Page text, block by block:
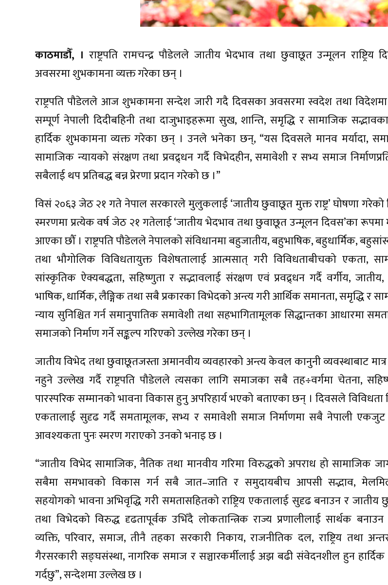
काठमाडौँ, । राष्ट्रपति रामचन्द्र पौडेलले जातीय भेदभाव तथा छुवाछूत उन्मूलन राष्ट्रिय
अवसरमा शुभकामना व्यक्त गरेका छन् ।
राष्ट्रपति पौडेलले आज शुभकामना सन्देश जारी गदै दिवसका अवसरमा स्वदेश तथा
सम्पूर्ण नेपाली दिदीबहिनी तथा दाजुभाइहरूमा सुख, शान्ति, समृद्धि र सामाजिक
हार्दिक शुभकामना व्यक्त गरेका छन् । उनले भनेका छन्, “यस दिवसले मानव मर्यादा,
सामाजिक न्यायको संरक्षण तथा प्रवद्र्धन गर्दै विभेदहीन, समावेशी र सभ्य समाज
सबैलाई थप प्रतिबद्ध बन्न प्रेरणा प्रदान गरेको छ ।”
विसं २०६३ जेठ २१ गते नेपाल सरकारले मुलुकलाई ‘जातीय छुवाछूत मुक्त राष्ट्र’ घोषणा गरेको
स्मरणमा प्रत्येक वर्ष जेठ २१ गतेलाई ‘जातीय भेदभाव तथा छुवाछूत उन्मूलन दिवस’का रूपमा
आएका छौँ । राष्ट्रपति पौडेलले नेपालको संविधानमा बहुजातीय, बहुभाषिक, बहुधार्मिक,
तथा भौगोलिक विविधतायुक्त विशेषतालाई आत्मसात् गरी विविधताबीचको एकता,
सांस्कृतिक ऐक्यबद्धता, सहिष्णुता र सद्भावलाई संरक्षण एवं प्रवद्र्धन गर्दै वर्गीय, जातीय,
भाषिक, धार्मिक, लैङ्गिक तथा सबै प्रकारका विभेदको अन्त्य गरी आर्थिक समानता, समृद्धि र
न्याय सुनिश्चित गर्न समानुपातिक समावेशी तथा सहभागितामूलक सिद्धान्तका आधारमा
समाजको निर्माण गर्ने सङ्कल्प गरिएको उल्लेख गरेका छन् ।
जातीय विभेद तथा छुवाछूतजस्ता अमानवीय व्यवहारको अन्त्य केवल कानुनी व्यवस्थाबाट
नहुने उल्लेख गर्दै राष्ट्रपति पौडेलले त्यसका लागि समाजका सबै तह÷वर्गमा चेतना,
पारस्परिक सम्मानको भावना विकास हुनु अपरिहार्य भएको बताएका छन् । दिवसले विविधता
एकतालाई सुदृढ गर्दै समतामूलक, सभ्य र समावेशी समाज निर्माणमा सबै नेपाली एकजुट
आवश्यकता पुनः स्मरण गराएको उनको भनाइ छ ।
“जातीय विभेद सामाजिक, नैतिक तथा मानवीय गरिमा विरुद्धको अपराध हो सामाजिक
सबैमा समभावको विकास गर्न सबै जात–जाति र समुदायबीच आपसी सद्भाव,
सहयोगको भावना अभिवृद्धि गरी समतासहितको राष्ट्रिय एकतालाई सुदृढ बनाउन र जातीय
तथा विभेदको विरुद्ध दृढतापूर्वक उभिँदै लोकतान्त्रिक राज्य प्रणालीलाई सार्थक बनाउन
व्यक्ति, परिवार, समाज, तीनै तहका सरकारी निकाय, राजनीतिक दल, राष्ट्रिय तथा
गैरसरकारी सङ्घसंस्था, नागरिक समाज र सञ्चारकर्मीलाई अझ बढी संवेदनशील हुन हार्दिक
गर्दछु”, सन्देशमा उल्लेख छ ।